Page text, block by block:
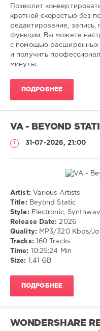
0
видео,
редактор,
конвертер
Позволит
кратной скоростью без
редактирование,
функции. Вы можете
с помощью расширенных
и получить
минуты.
ПОДРОБНЕЕ
VA - BEYOND
31-07-2026, 21:00
Музыка
drakon-
55
14
0
Artist: Various Artists
Title: Beyond Static
Style: Electronic,
Release Date: 2026
Quality: MP3/320 Kbps/
Tracks: 160 Tracks
Time:
10:25:24 Min
Size:
1.41 GB
ПОДРОБНЕЕ
WONDERSHARE